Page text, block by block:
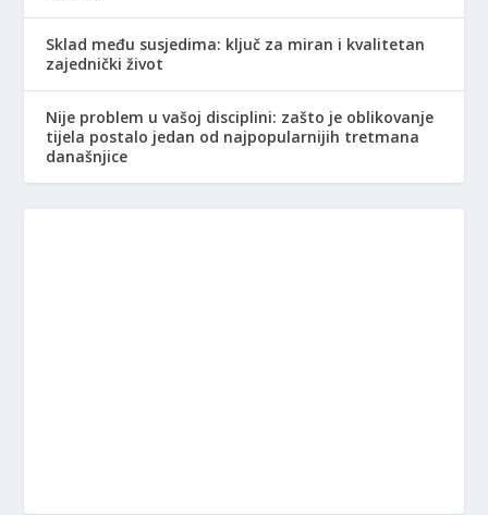
Sklad među susjedima: ključ za miran i kvalitetan
zajednički život
Nije problem u vašoj disciplini: zašto je oblikovanje
tijela postalo jedan od najpopularnijih tretmana
današnjice